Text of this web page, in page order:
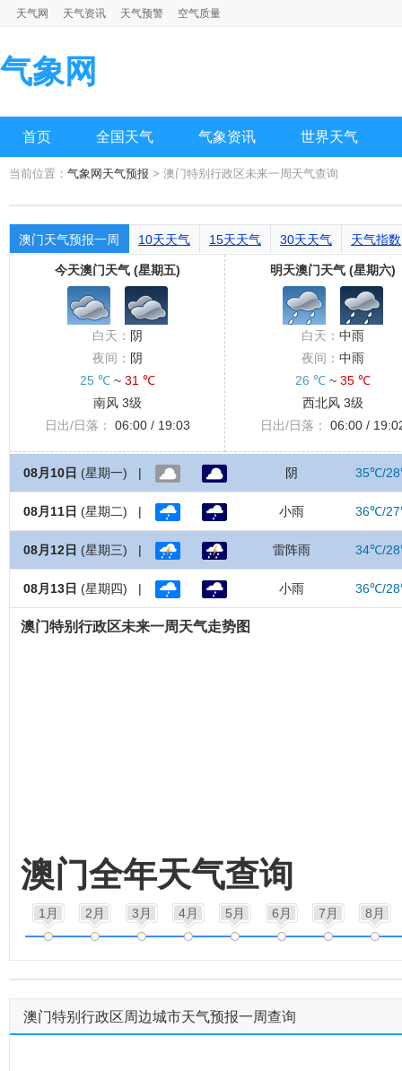
天气网 天气资讯 天气预警 空气质量
气象网
首页 全国天气 气象资讯 世界天气
当前位置： 气象网天气预报 > 澳门特别行政区未来一周天气查询
澳门天气预报一周 10天天气 15天天气 30天天气 天气指数
今天澳门天气 (星期五)
白天： 阴
夜间： 阴
25 ℃~ 31 ℃
南风 3级
日出/日落：
06:00 / 19:03
明天澳门天气 (星期六)
白天： 中雨
夜间： 中雨
26 ℃~ 35 ℃
西北风 3级
日出/日落：
06:00 /
08月10日 (星期一) | 阴 35℃/
08月11日 (星期二) | 小雨 36℃/
08月12日 (星期三) | 雷阵雨 34℃/
08月13日 (星期四) | 小雨 36℃/
澳门特别行政区未来一周天气走势图
澳门全年天气查询
1月 2月 3月 4月 5月 6月 7月 8月
澳门特别行政区周边城市天气预报一周查询